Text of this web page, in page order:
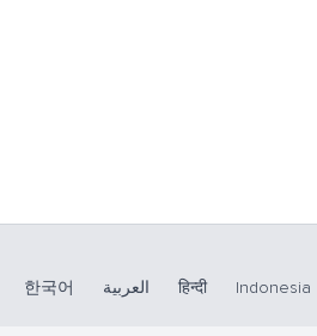
한국어 العربية हिन्दी Indonesia